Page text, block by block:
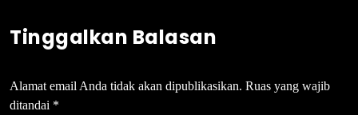
Tinggalkan Balasan
Alamat email Anda tidak akan dipublikasikan. Ruas yang wajib
ditandai *